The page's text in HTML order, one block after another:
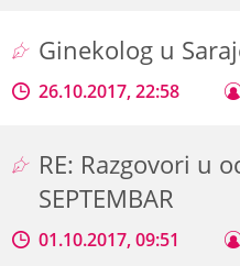
Ginekolog u
26.10.2017, 22:58
RE: Razgovori u
SEPTEMBAR
01.10.2017, 09:51